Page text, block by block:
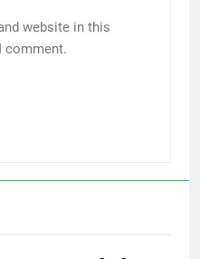
website in this
comment.